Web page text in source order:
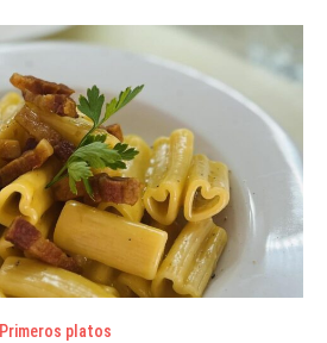
Primeros platos